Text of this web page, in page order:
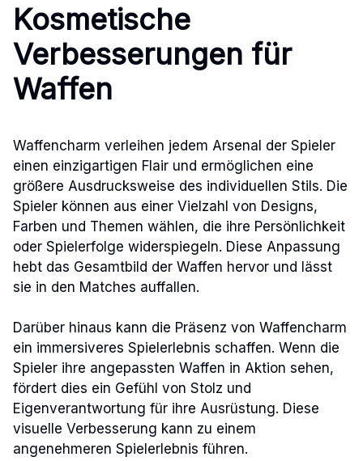
Kosmetische
Verbesserungen für
Waffen
Waffencharm verleihen jedem Arsenal der Spieler
einen einzigartigen Flair und ermöglichen eine
größere Ausdrucksweise des individuellen Stils. Die
Spieler können aus einer Vielzahl von Designs,
Farben und Themen wählen, die ihre Persönlichkeit
oder Spielerfolge widerspiegeln. Diese Anpassung
hebt das Gesamtbild der Waffen hervor und lässt
sie in den Matches auffallen.
Darüber hinaus kann die Präsenz von Waffencharm
ein immersiveres Spielerlebnis schaffen. Wenn die
Spieler ihre angepassten Waffen in Aktion sehen,
fördert dies ein Gefühl von Stolz und
Eigenverantwortung für ihre Ausrüstung. Diese
visuelle Verbesserung kann zu einem
angenehmeren Spielerlebnis führen.